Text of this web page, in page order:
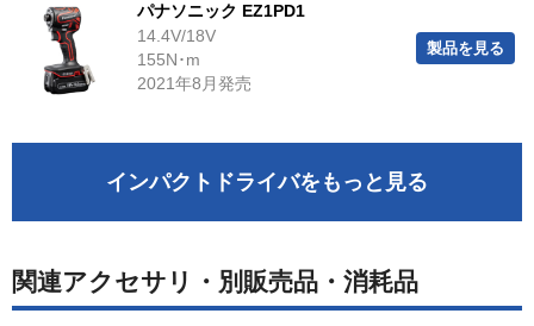
パナソニック EZ1PD1
14.4V/18V
155N･m
2021年8月発売
製品を見る
インパクトドライバをもっと見る
関連アクセサリ・別販売品・消耗品